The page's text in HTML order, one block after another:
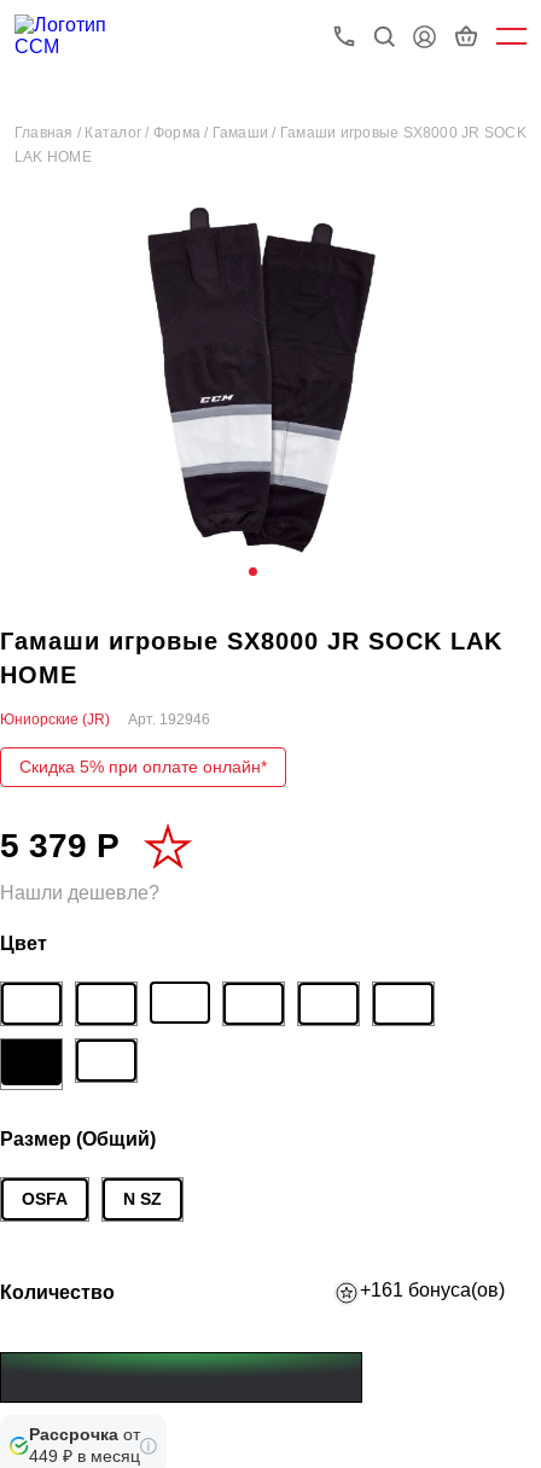
Главная / Каталог / Форма / Гамаши / Гамаши игровые SX8000 JR SOCK
LAK HOME
Гамаши игровые SX8000 JR SOCK LAK
HOME
Юниорские (JR) Арт. 192946
Скидка 5% при оплате онлайн*
5 379 Р
Нашли дешевле?
Цвет
Размер (Общий)
OSFA N SZ
Количество +161 бонуса(ов)
Рассрочка от
449 ₽ в месяц